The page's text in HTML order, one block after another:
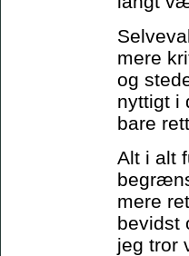
mere
og
nyttigt i
bare
Alt i alt
mere
bevidst
jeg tror